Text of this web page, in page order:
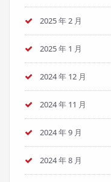
2025 年 2 月
2025 年 1 月
2024 年 12 月
2024 年 11 月
2024 年 9 月
2024 年 8 月